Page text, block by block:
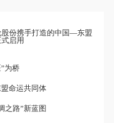
份携手打造的中国—东盟
启用
为桥
命运共同体
之路”新蓝图